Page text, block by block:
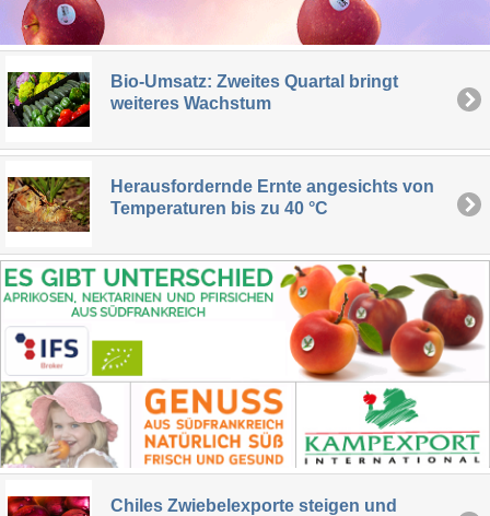
Bio-Umsatz: Zweites Quartal bringt
weiteres Wachstum
Herausfordernde Ernte angesichts von
Temperaturen bis zu 40 °C
Chiles Zwiebelexporte steigen und